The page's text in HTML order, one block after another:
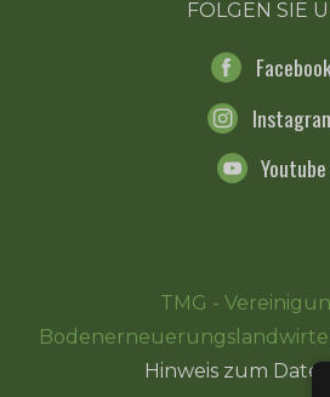
FOLGEN SIE
Youtube
TMG -
Hinweis zum